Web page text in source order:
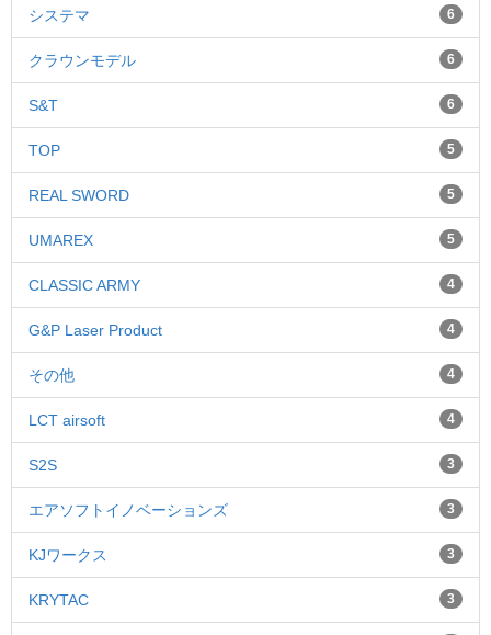
システマ 6
クラウンモデル 6
S&T 6
TOP 5
REAL SWORD 5
UMAREX 5
CLASSIC ARMY 4
G&P Laser Product 4
その他 4
LCT airsoft 4
S2S 3
エアソフトイノベーションズ 3
KJワークス 3
KRYTAC 3